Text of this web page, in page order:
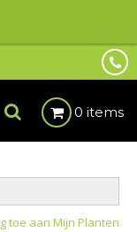
0 items
toe aan Mijn Planten